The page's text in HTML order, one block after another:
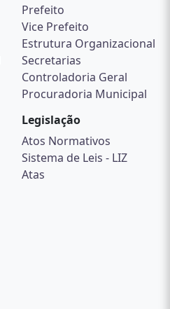
Prefeito
Vice Prefeito
Estrutura Organizacional
Secretarias
Controladoria Geral
Procuradoria Municipal
Legislação
Atos Normativos
Sistema de Leis - LIZ
Atas